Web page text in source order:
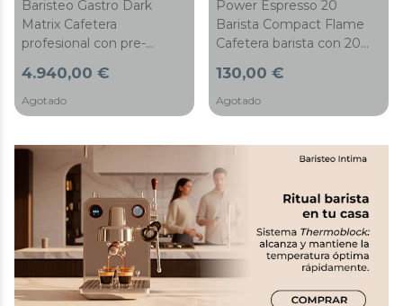
Baristeo Gastro Dark
Matrix Cafetera
profesional con pre-
rotatoria de 9 bares,
caldera E-61 de alta
capacidad y control PID
potencial de cada grano.
4.940,00 €
Agotado
Power Espresso 20
Barista Compact Flame
Cafetera barista con 20
thermoblock.
130,00 €
Agotado